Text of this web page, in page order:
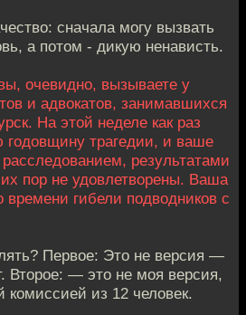
сначала могу вызвать
а потом - дикую ненависть.
очевидно, вызываете у
и адвокатов, занимавшихся
На этой неделе как раз
годовщину трагедии, и ваше
результатами
пор не удовлетворены. Ваша
времени гибели подводников с
Первое: Это не версия —
Второе: — это не моя версия,
комиссией из 12 человек.